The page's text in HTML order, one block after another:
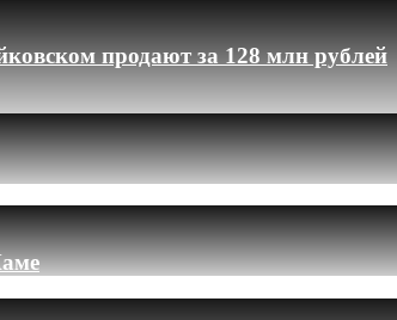
продают за 128 млн рублей